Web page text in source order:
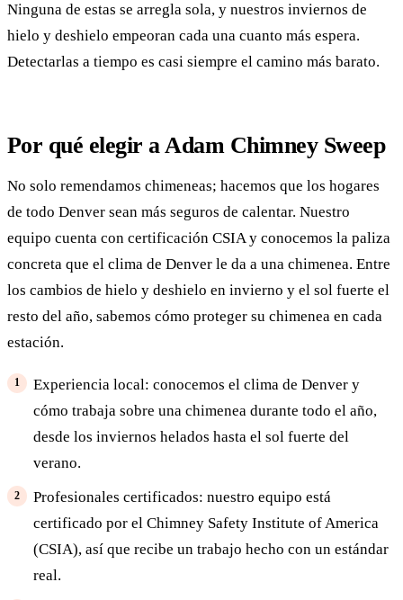
Ninguna de estas se arregla sola, y nuestros inviernos de
hielo y deshielo empeoran cada una cuanto más espera.
Detectarlas a tiempo es casi siempre el camino más barato.
Por qué elegir a Adam Chimney Sweep
No solo remendamos chimeneas; hacemos que los hogares
de todo Denver sean más seguros de calentar. Nuestro
equipo cuenta con certificación CSIA y conocemos la paliza
concreta que el clima de Denver le da a una chimenea. Entre
los cambios de hielo y deshielo en invierno y el sol fuerte el
resto del año, sabemos cómo proteger su chimenea en cada
estación.
Experiencia local: conocemos el clima de Denver y
cómo trabaja sobre una chimenea durante todo el año,
desde los inviernos helados hasta el sol fuerte del
verano.
Profesionales certificados: nuestro equipo está
certificado por el Chimney Safety Institute of America
(CSIA), así que recibe un trabajo hecho con un estándar
real.